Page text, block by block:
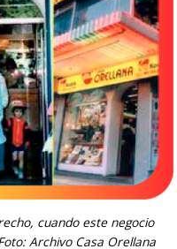
cuando este negocio
Archivo Casa Orellana